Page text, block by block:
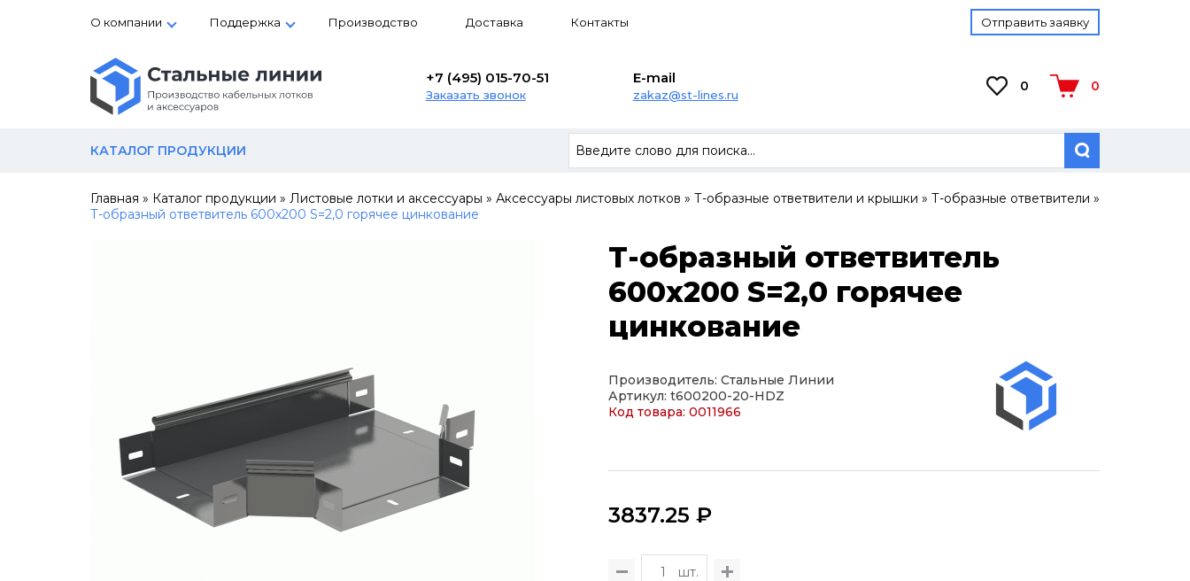
О компании Поддержка Производство Доставка Контакты Отправить заявку
+7 (495) 015-70-51
Заказать звонок
E-mail
zakaz@st-lines.ru
0 0
КАТАЛОГ ПРОДУКЦИИ
Главная » Каталог продукции » Листовые лотки и аксессуары » Аксессуары листовых лотков » Т-образные ответвители и крышки » Т-образные ответвители »
Т-образный ответвитель 600х200 S=2,0 горячее цинкование
Т-образный ответвитель
600х200 S=2,0 горячее
цинкование
Производитель: Стальные Линии
Артикул: t600200-20-HDZ
Код товара: 0011966
3837.25 ₽
шт.